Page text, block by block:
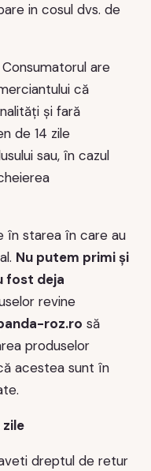
in cosul dvs. de
are
că
și fară
de 14 zile
sau, în cazul
în starea în care au
Nu putem primi și
fost deja
revine
roz.ro să
produselor
acestea sunt în
dreptul de retur